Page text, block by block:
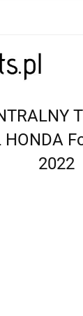
HONDA
2022